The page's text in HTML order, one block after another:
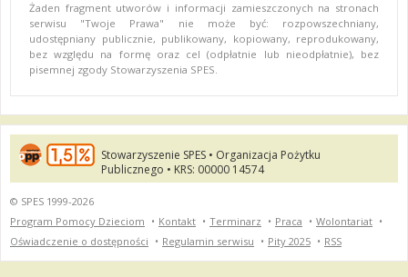
Żaden fragment utworów i informacji zamieszczonych na stronach
serwisu "Twoje Prawa" nie może być: rozpowszechniany,
udostępniany publicznie, publikowany, kopiowany, reprodukowany,
bez względu na formę oraz cel (odpłatnie lub nieodpłatnie), bez
pisemnej zgody Stowarzyszenia SPES.
Stowarzyszenie SPES • Organizacja Pożytku
Publicznego • KRS: 00000 14574
© SPES 1999-2026
Program Pomocy Dzieciom • Kontakt • Terminarz • Praca • Wolontariat •
Oświadczenie o dostępności • Regulamin serwisu • Pity 2025 • RSS